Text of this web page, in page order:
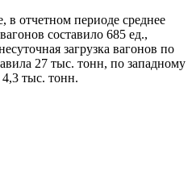
отчетном периоде среднее
составило 685 ед.,
загрузка вагонов по
27 тыс. тонн, по западному
тыс. тонн.